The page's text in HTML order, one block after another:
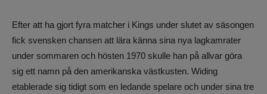
Efter att ha gjort fyra matcher i Kings under slutet av säsongen
fick svensken chansen att lära känna sina nya lagkamrater
under sommaren och hösten 1970 skulle han på allvar göra
sig ett namn på den amerikanska västkusten. Widing
etablerade sig tidigt som en ledande spelare och under sina tre